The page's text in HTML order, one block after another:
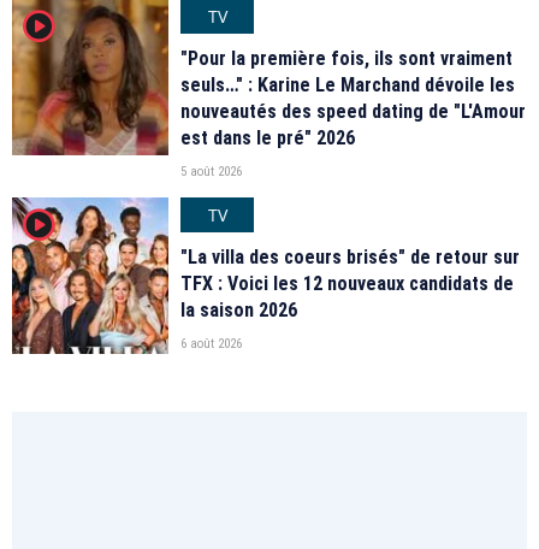
player2
TV
"Pour la première fois, ils sont vraiment
seuls…" : Karine Le Marchand dévoile les
nouveautés des speed dating de "L'Amour
est dans le pré" 2026
5 août 2026
player2
TV
"La villa des coeurs brisés" de retour sur
TFX : Voici les 12 nouveaux candidats de
la saison 2026
6 août 2026